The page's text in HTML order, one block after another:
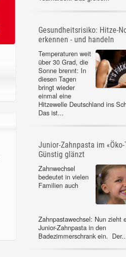
Gesundheitsrisiko: Hitze-
erkennen - und handeln
Temperaturen weit
über 30 Grad, die
Sonne brennt: In
diesen Tagen
bringt wieder
einmal eine
Hitzewelle Deutschland ins
Das ist...
Junior-Zahnpasta im «Öko-
Günstig glänzt
Zahnwechsel
bedeutet in vielen
Familien auch
Zahnpastawechsel: Nun zieht
Junior-Zahnpasta in den
Badezimmerschrank ein.